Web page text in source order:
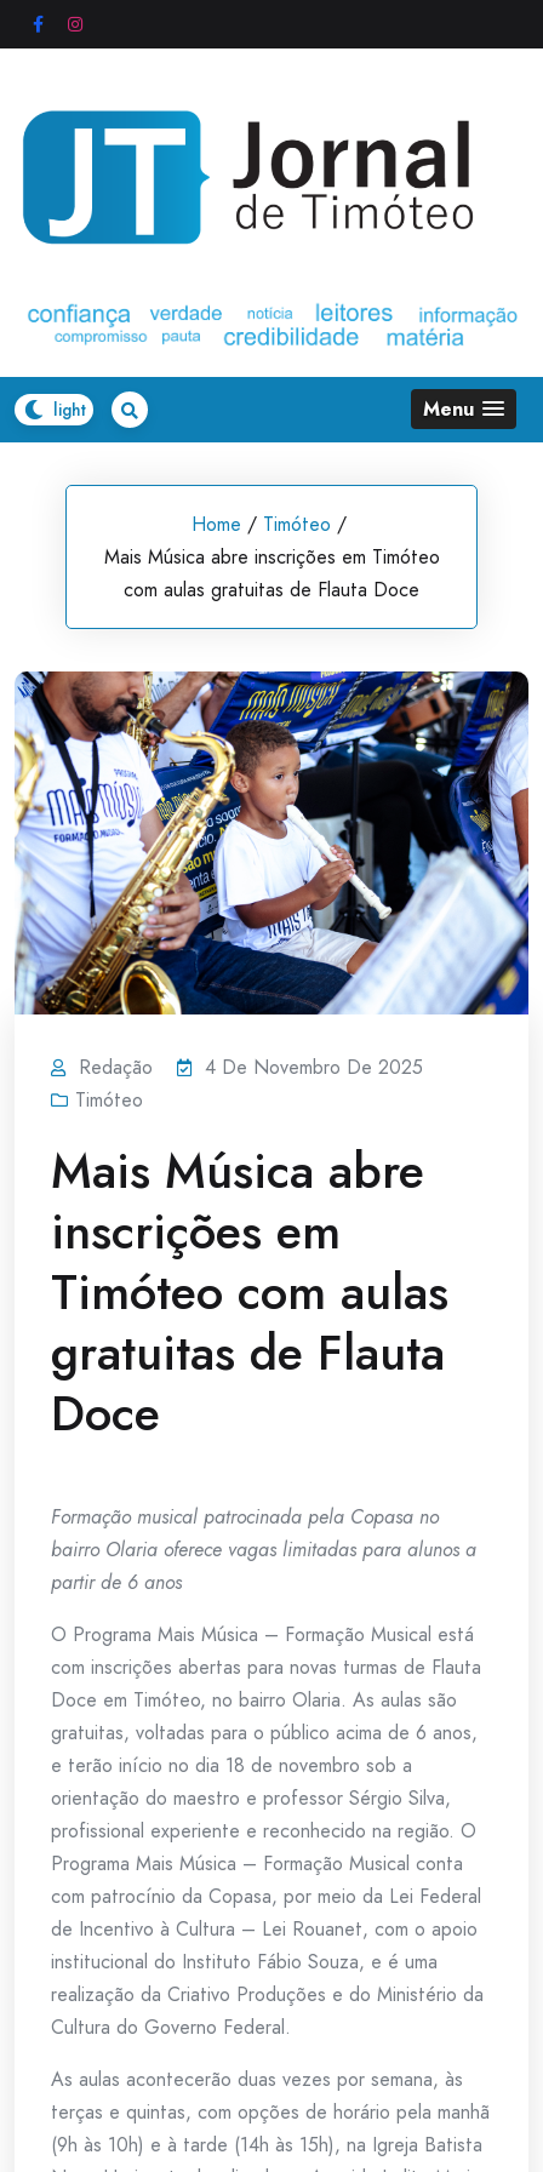
to
Menu
Home / Timóteo /
Mais Música abre inscrições em Timóteo
com aulas gratuitas de Flauta Doce
Redação
4 De Novembro De 2025
Timóteo
Mais Música abre
inscrições em
Timóteo com aulas
gratuitas de Flauta
Doce
Formação musical patrocinada pela Copasa no
bairro Olaria oferece vagas limitadas para alunos a
partir de 6 anos
O Programa Mais Música – Formação Musical está
com inscrições abertas para novas turmas de Flauta
Doce em Timóteo, no bairro Olaria. As aulas são
gratuitas, voltadas para o público acima de 6 anos,
e terão início no dia 18 de novembro sob a
orientação do maestro e professor Sérgio Silva,
profissional experiente e reconhecido na região. O
Programa Mais Música – Formação Musical conta
com patrocínio da Copasa, por meio da Lei Federal
de Incentivo à Cultura – Lei Rouanet, com o apoio
institucional do Instituto Fábio Souza, e é uma
realização da Criativo Produções e do Ministério da
Cultura do Governo Federal.
As aulas acontecerão duas vezes por semana, às
terças e quintas, com opções de horário pela manhã
(9h às 10h) e à tarde (14h às 15h), na Igreja Batista